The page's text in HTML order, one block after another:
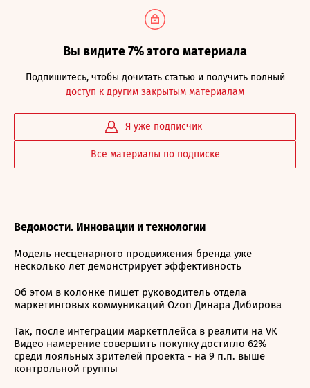
Вы видите 7% этого материала
Подпишитесь, чтобы дочитать статью и получить полный
доступ к другим закрытым материалам
Я уже подписчик
Все материалы по подписке
Ведомости. Инновации и технологии
Модель несценарного продвижения бренда уже
несколько лет демонстрирует эффективность
Об этом в колонке пишет руководитель отдела
маркетинговых коммуникаций Ozon Динара Дибирова
Так, после интеграции маркетплейса в реалити на VK
Видео намерение совершить покупку достигло 62%
среди лояльных зрителей проекта - на 9 п.п. выше
контрольной группы